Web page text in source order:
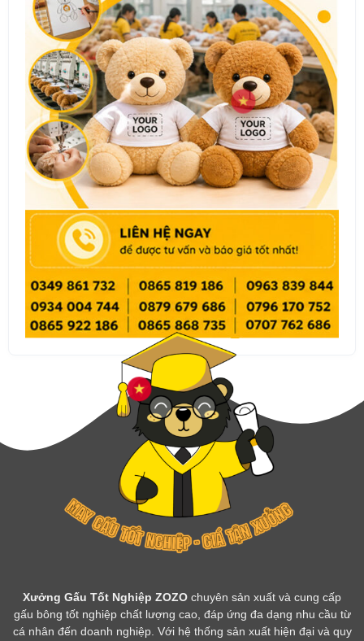
Xưởng Gấu Tốt Nghiệp ZOZO chuyên sản xuất và cung cấp
gấu bông tốt nghiệp chất lượng cao, đáp ứng đa dạng nhu cầu từ
cá nhân đến doanh nghiệp. Với hệ thống sản xuất hiện đại và quy